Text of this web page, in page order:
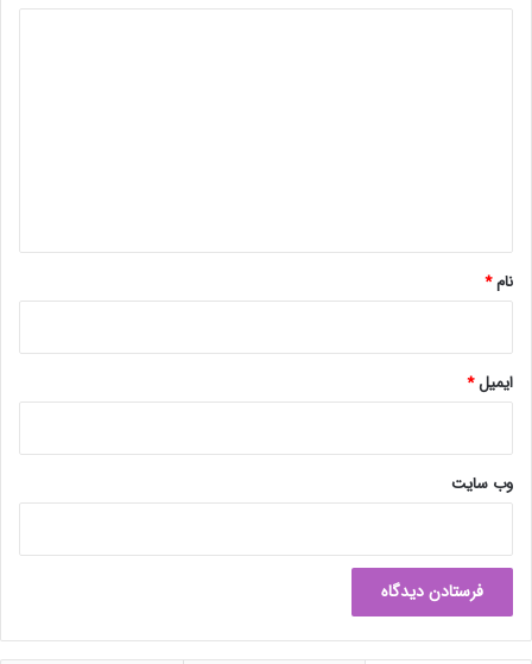
بهبود بخشد. این تغییر مطلوب می‌تواند به سرازیرشدن
را منتشر کرد
نام*
ایمیل*
وب‌ سایت